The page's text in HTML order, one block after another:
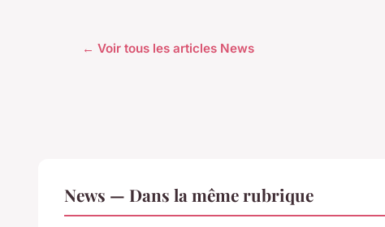
← Voir tous les articles News
News — Dans la même rubrique